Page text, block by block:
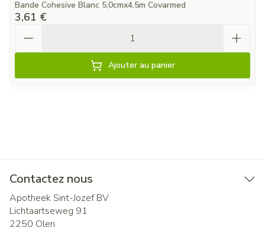
Bande Cohesive Blanc 5,0cmx4,5m Covarmed
3,61 €
Ajouter au panier
Contactez nous
Apotheek Sint-Jozef BV
Lichtaartseweg 91
2250 Olen